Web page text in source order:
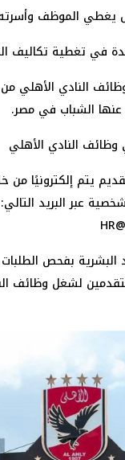
يغطي الموظف
في تغطية تكاليف
النادي الأهلي
عنها الشباب في مصر.
وظائف النادي الأهلي
يتم إلكترونيًا من
عبرالبريد التالي:
البشرية بفحص الطلبات
لشغل وظائف